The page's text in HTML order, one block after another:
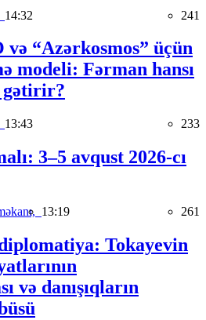
14:32 241
“Azərkosmos” üçün
modeli: Fərman hansı
13:43 233
3–5 avqust 2026-cı
13:19 261
Tokayevin
və danışıqların